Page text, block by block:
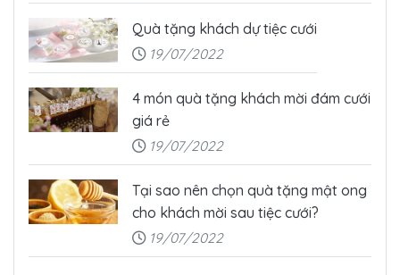
Quà tặng khách dự tiệc cưới
19/07/2022
4 món quà tặng khách mời đám cưới
giá rẻ
19/07/2022
Tại sao nên chọn quà tặng mật ong
cho khách mời sau tiệc cưới?
19/07/2022